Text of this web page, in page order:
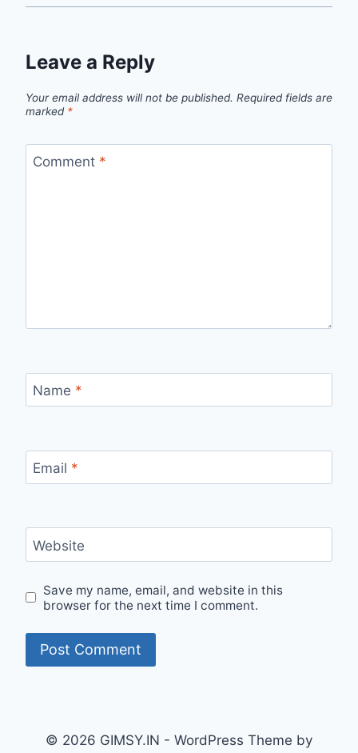
Leave a Reply
Your email address will not be published. Required fields are
marked *
Comment *
Name *
Email *
Website
Save my name, email, and website in this
browser for the next time I comment.
© 2026 GIMSY.IN - WordPress Theme by